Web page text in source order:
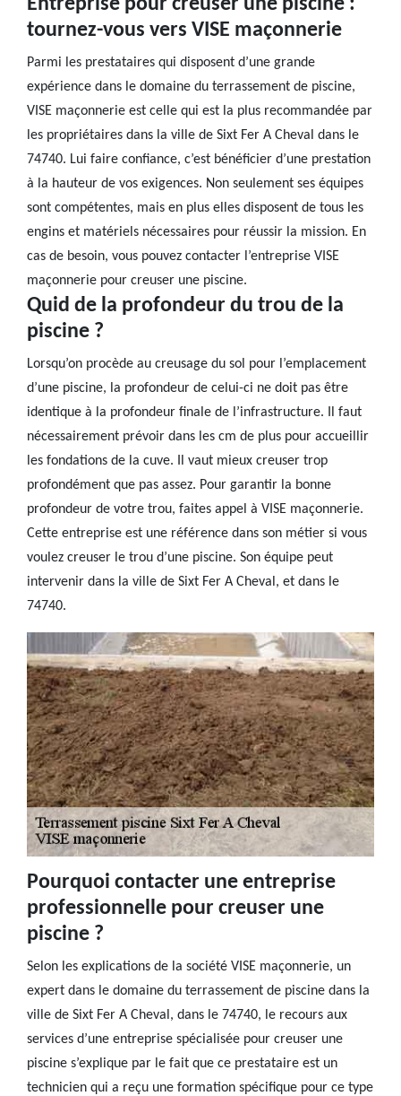
Entreprise pour creuser une piscine :
tournez-vous vers VISE maçonnerie
Parmi les prestataires qui disposent d’une grande
expérience dans le domaine du terrassement de piscine,
VISE maçonnerie est celle qui est la plus recommandée par
les propriétaires dans la ville de Sixt Fer A Cheval dans le
74740. Lui faire confiance, c’est bénéficier d’une prestation
à la hauteur de vos exigences. Non seulement ses équipes
sont compétentes, mais en plus elles disposent de tous les
engins et matériels nécessaires pour réussir la mission. En
cas de besoin, vous pouvez contacter l’entreprise VISE
maçonnerie pour creuser une piscine.
Quid de la profondeur du trou de la
piscine ?
Lorsqu’on procède au creusage du sol pour l’emplacement
d’une piscine, la profondeur de celui-ci ne doit pas être
identique à la profondeur finale de l’infrastructure. Il faut
nécessairement prévoir dans les cm de plus pour accueillir
les fondations de la cuve. Il vaut mieux creuser trop
profondément que pas assez. Pour garantir la bonne
profondeur de votre trou, faites appel à VISE maçonnerie.
Cette entreprise est une référence dans son métier si vous
voulez creuser le trou d’une piscine. Son équipe peut
intervenir dans la ville de Sixt Fer A Cheval, et dans le
74740.
Pourquoi contacter une entreprise
professionnelle pour creuser une
piscine ?
Selon les explications de la société VISE maçonnerie, un
expert dans le domaine du terrassement de piscine dans la
ville de Sixt Fer A Cheval, dans le 74740, le recours aux
services d’une entreprise spécialisée pour creuser une
piscine s’explique par le fait que ce prestataire est un
technicien qui a reçu une formation spécifique pour ce type